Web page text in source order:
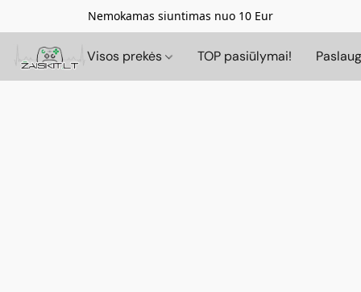
Nemokamas siuntimas nuo 10 Eur
Visos prekės TOP pasiūlymai!